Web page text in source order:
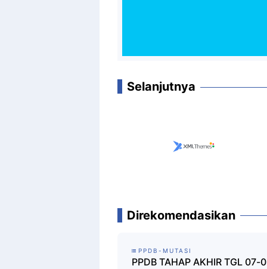
Selanjutnya
Direkomendasikan
PPDB-MUTASI
PPDB TAHAP AKHIR TGL